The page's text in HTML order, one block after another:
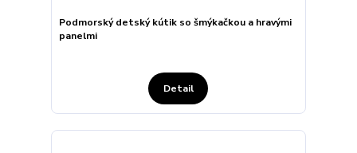
Podmorský detský kútik so šmýkačkou a hravými
panelmi
Detail